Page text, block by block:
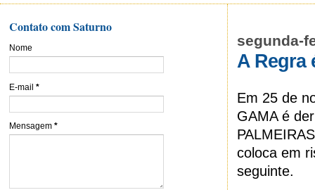
segunda-
A Regra
Em 25 de
GAMA é
coloca em
seguinte.
Contato com Saturno
Nome
E-mail *
Mensagem *